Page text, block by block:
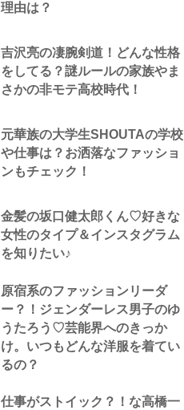
理由は？
吉沢亮の凄腕剣道！どんな性格
をしてる？謎ルールの家族やま
さかの非モテ高校時代！
元華族の大学生SHOUTAの学校
や仕事は？お洒落なファッショ
ンもチェック！
金髪の坂口健太郎くん♡好きな
女性のタイプ＆インスタグラム
を知りたい♪
原宿系のファッションリーダ
ー？！ジェンダーレス男子のゆ
うたろう♡芸能界へのきっか
け。いつもどんな洋服を着てい
るの？
仕事がストイック？！な高橋一